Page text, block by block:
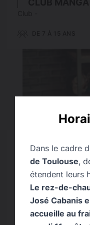
Heure du
9 → 23
Un temps d’éveil,
Dans le cadre
de Toulouse,
étendent leurs
Le rez-de-
José Cabanis
accueille au